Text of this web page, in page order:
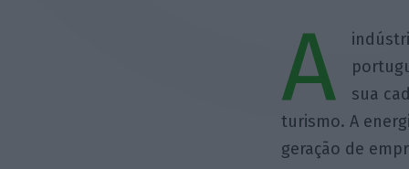
A
sua
turismo. A
geração de